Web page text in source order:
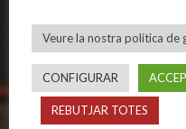
CALENDARIS
Veure la nostra política de
CONFIGURAR
REBUTJAR TOTES